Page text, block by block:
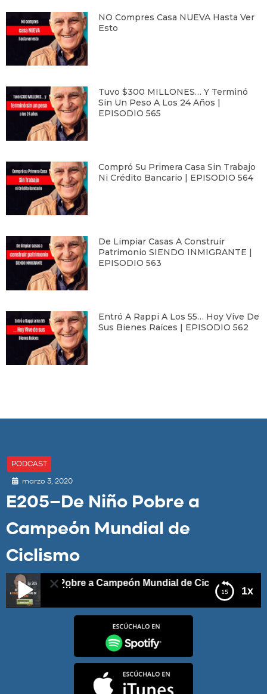
NO Compres Casa NUEVA Hasta Ver
Esto
Tuvo $300 MILLONES… Y Terminó
Sin Un Peso A Los 24 Años |
EPISODIO 565
Compró Su Primera Casa Sin Trabajo
Ni Crédito Bancario | EPISODIO 564
De Limpiar Casas A Construir
Patrimonio SIENDO INMIGRANTE |
EPISODIO 563
Entró A Rappi A Los 55… Hoy Vive De
Sus Bienes Raíces | EPISODIO 562
PODCAST
marzo 3, 2020
E205–De Niño Pobre a
Campeón Mundial de
Ciclismo
1x
Niño Pobre a Campeón Mundial de Ciclismo
E205–De Niño Pobre a Campeón Mundial de Ciclismo